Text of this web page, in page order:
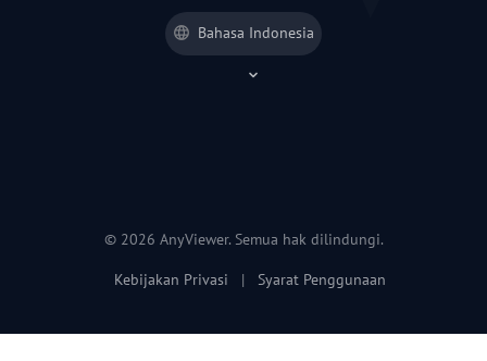
Bahasa Indonesia
© 2026 AnyViewer. Semua hak dilindungi.
Kebijakan Privasi | Syarat Penggunaan